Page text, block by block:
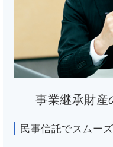
事業継承財産
民事信託でスムー